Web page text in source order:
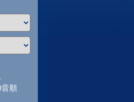
音順